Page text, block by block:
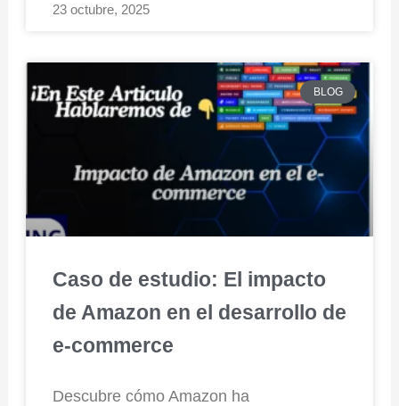
23 octubre, 2025
BLOG
Caso de estudio: El impacto
de Amazon en el desarrollo de
e-commerce
Descubre cómo Amazon ha